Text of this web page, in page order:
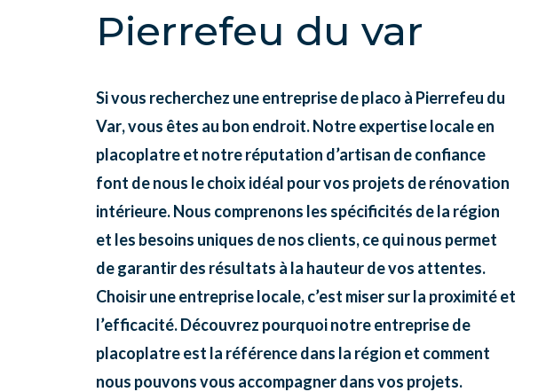
Pierrefeu du var
Si vous recherchez uneentreprise de placo à Pierrefeu du
Var, vous êtes au bon endroit. Notre expertise locale en
placoplatre et notre réputation d’artisan de confiance
font de nous le choix idéal pour vos projets de rénovation
intérieure. Nous comprenons les spécificités de la région
et les besoins uniques de nos clients, ce qui nous permet
de garantir des résultats à la hauteur de vos attentes.
Choisir une entreprise locale, c’est miser sur la proximité et
l’efficacité. Découvrez pourquoi notre entreprise de
placoplatre est la référence dans la région et comment
nous pouvons vous accompagner dans vos projets.